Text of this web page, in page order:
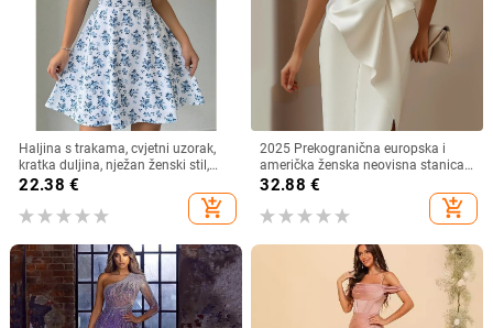
Haljina s trakama, cvjetni uzorak,
kratka duljina, nježan ženski stil,
poliester
22.38 €
add_shopping_cart
2025 Prekogranična europska i
američka ženska neovisna stanica
s mašnom, ukrasna haljina, haljina,
32.88 €
add_shopping_cart